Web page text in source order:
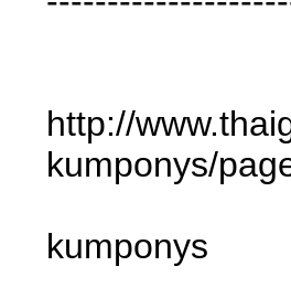
http://
kumponys/
kumponys